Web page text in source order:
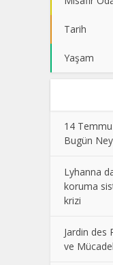
Tarih
Yaşam
14
Bugün
Lyhanna
koruma
krizi
Jardin des
ve